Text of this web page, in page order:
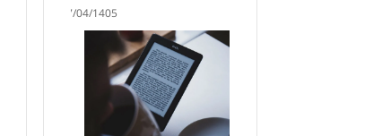
17/04/1405